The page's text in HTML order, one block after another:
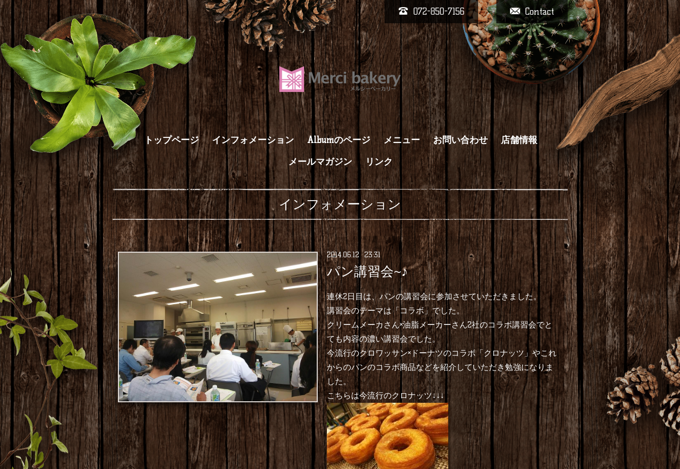
Contact
072-850-7156
トップページ インフォメーション Albumのページ メニュー お問い合わせ
店舗情報
メールマガジン
リンク
インフォメーション
2014.06.12 23:31
パン講習会~♪
連休2日目は、パンの講習会に参加させていただきました。
講習会のテーマは「コラボ」でした。
クリームメーカさん×油脂メーカーさん2社のコラボ講習会でと
ても内容の濃い講習会でした。
今流行のクロワッサン×ドーナツのコラボ「クロナッツ」やこれ
からのパンのコラボ商品などを紹介していただき勉強になりま
した。
こちらは今流行のクロナッツ↓↓↓